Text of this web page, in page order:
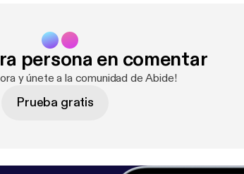
persona en comentar
y únete a la comunidad de Abide!
Prueba gratis